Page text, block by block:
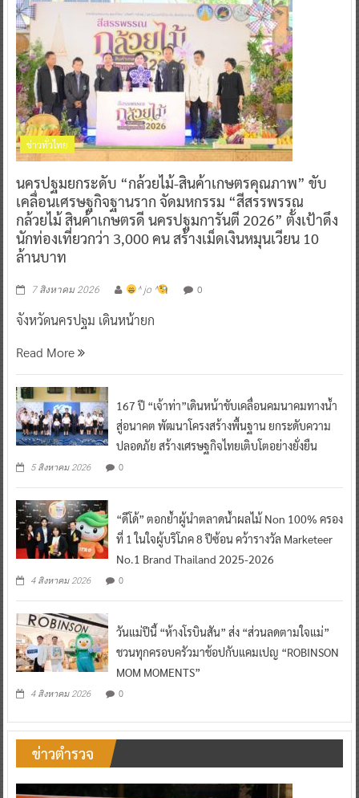
ข่าวทั่วไทย
นครปฐมยกระดับ “กล้วยไม้-สินค้าเกษตรคุณภาพ” ขับ
เคลื่อนเศรษฐกิจฐานราก จัดมหกรรม “สีสรรพรรณ
กล้วยไม้ สินค้าเกษตรดี นครปฐมการันตี 2026” ตั้งเป้าดึง
นักท่องเที่ยวกว่า 3,000 คน สร้างเม็ดเงินหมุนเวียน 10
ล้านบาท
7 สิงหาคม 2026 ^ jo ^ 0
จังหวัดนครปฐม เดินหน้ายก
Read More
167 ปี “เจ้าท่า”เดินหน้าขับเคลื่อนคมนาคมทางน้ำ
สู่อนาคต พัฒนาโครงสร้างพื้นฐาน ยกระดับความ
ปลอดภัย สร้างเศรษฐกิจไทยเติบโตอย่างยั่งยืน
5 สิงหาคม 2026 0
“ดีโด้” ตอกย้ำผู้นำตลาดน้ำผลไม้ Non 100% ครอง
ที่ 1 ในใจผู้บริโภค 8 ปีซ้อน คว้ารางวัล Marketeer
No.1 Brand Thailand 2025-2026
4 สิงหาคม 2026 0
วันแม่ปีนี้ “ห้างโรบินสัน” ส่ง “ส่วนลดตามใจแม่”
ชวนทุกครอบครัวมาช้อปกับแคมเปญ “ROBINSON
MOM MOMENTS”
4 สิงหาคม 2026 0
ข่าวตำรวจ